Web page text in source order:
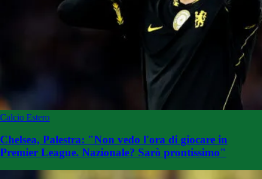
Calcio Estero
Chelsea, Palestra: "Non vedo l'ora di giocare in
Premier League. Nazionale? Sarò prontissimo"